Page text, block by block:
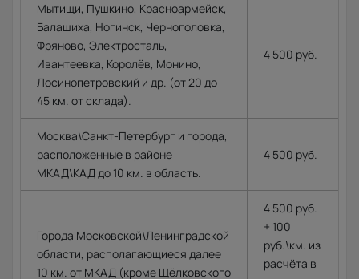
Мытищи, Пушкино, Красноармейск,
Балашиха, Ногинск, Черноголовка,
Фряново, Электросталь,
Ивантеевка, Королёв, Монино,
Лосинопетровский и др. (от 20 до
45 км. от склада).
4 500 руб.
Москва\Санкт-Петербург и города,
расположенные в районе
МКАД\КАД до 10 км. в область.
4 500 руб.
Города Московской\Ленинградской
области, располагающиеся далее
10 км. от МКАД (кроме Щёлковского
4 500 руб.
+ 100
руб.\км. из
расчёта в